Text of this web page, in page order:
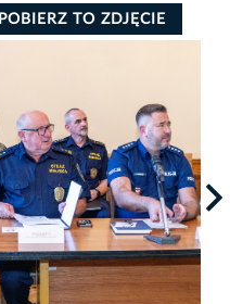
POBIERZ TO ZDJĘCIE